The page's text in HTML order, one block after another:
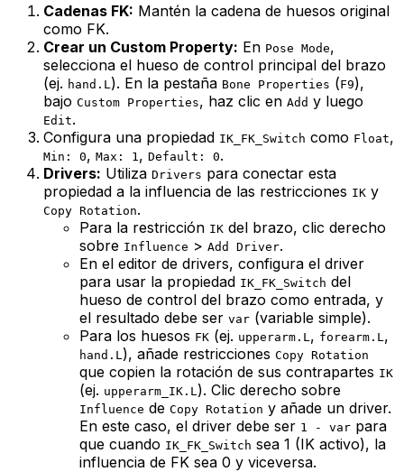
Cadenas FK: Mantén la cadena de huesos original
como FK.
Crear un Custom Property: En Pose Mode,
selecciona el hueso de control principal del brazo
(ej. hand.L ). En la pestaña Bone Properties (F9),
bajo Custom Properties, haz clic en Add y luego
Edit.
Configura una propiedad IK_FK_Switch como Float,
Min: 0, Max: 1 , Default: 0.
Drivers: Utiliza Drivers para conectar esta
propiedad a la influencia de las restricciones IK y
Copy Rotation.
Para la restricción IK del brazo, clic derecho
sobre Influence > Add Driver.
En el editor de drivers, configura el driver
para usar la propiedad IK_FK_Switch del
hueso de control del brazo como entrada, y
el resultado debe ser var (variable simple).
Para los huesos FK (ej. upperarm.L , forearm.L ,
hand.L ), añade restricciones Copy Rotation
que copien la rotación de sus contrapartes IK
(ej. upperarm_IK.L ). Clic derecho sobre
Influence de Copy Rotation y añade un driver.
En este caso, el driver debe ser 1 - var para
que cuando IK_FK_Switch sea 1 (IK activo), la
influencia de FK sea 0 y viceversa.